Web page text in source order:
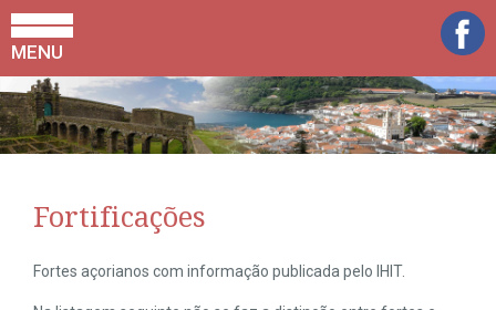
MENU
Fortificações
Fortes açorianos com informação publicada pelo IHIT.